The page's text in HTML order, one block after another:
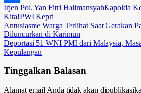
Link
Share
Irjen Pol. Yan Fitri HalimansyahKapolda
Kita!PWI Kepri
Navigasi
pos
Antusiasme Warga Terlihat Saat Gerakan
Diluncurkan di Karimun
Deportasi 51 WNI PMI dari Malaysia,
Kepulangan
Tinggalkan Balasan
Alamat email Anda tidak akan